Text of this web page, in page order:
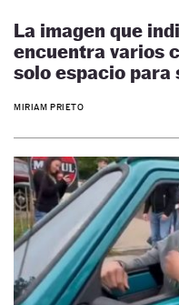
La imagen que
encuentra varios
solo espacio para
MIRIAM PRIETO